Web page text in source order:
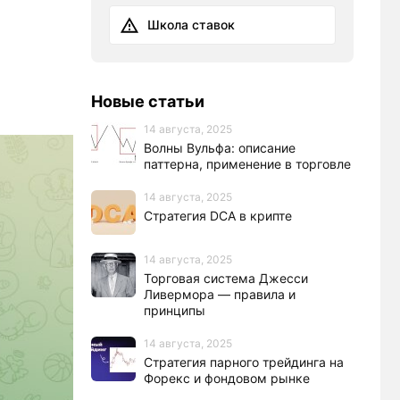
Школа ставок
Новые статьи
14 августа, 2025
Волны Вульфа: описание
паттерна, применение в торговле
14 августа, 2025
Стратегия DCA в крипте
14 августа, 2025
Торговая система Джесси
Ливермора — правила и
принципы
14 августа, 2025
Стратегия парного трейдинга на
Форекс и фондовом рынке